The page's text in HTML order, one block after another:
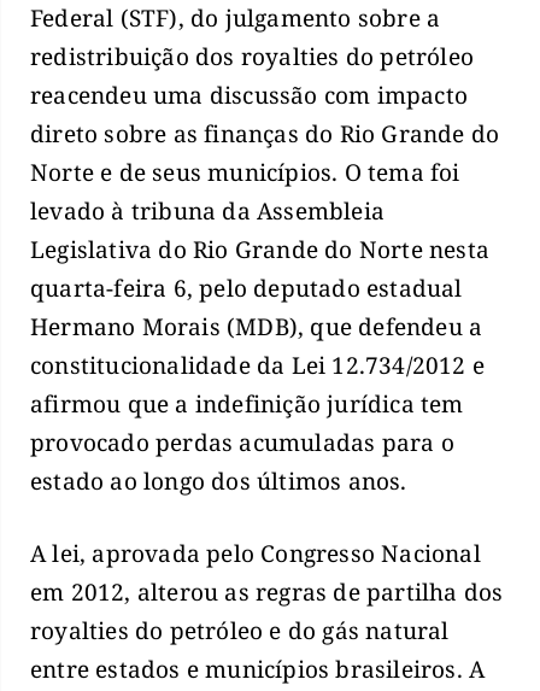
Federal (STF), do julgamento sobre a
redistribuição dos royalties do petróleo
reacendeu uma discussão com impacto
direto sobre as finanças do Rio Grande do
Norte e de seus municípios. O tema foi
levado à tribuna da Assembleia
Legislativa do Rio Grande do Norte nesta
quarta-feira 6, pelo deputado estadual
Hermano Morais (MDB), que defendeu a
constitucionalidade da Lei 12.734/2012 e
afirmou que a indefinição jurídica tem
provocado perdas acumuladas para o
estado ao longo dos últimos anos.
A lei, aprovada pelo Congresso Nacional
em 2012, alterou as regras de partilha dos
royalties do petróleo e do gás natural
entre estados e municípios brasileiros. A